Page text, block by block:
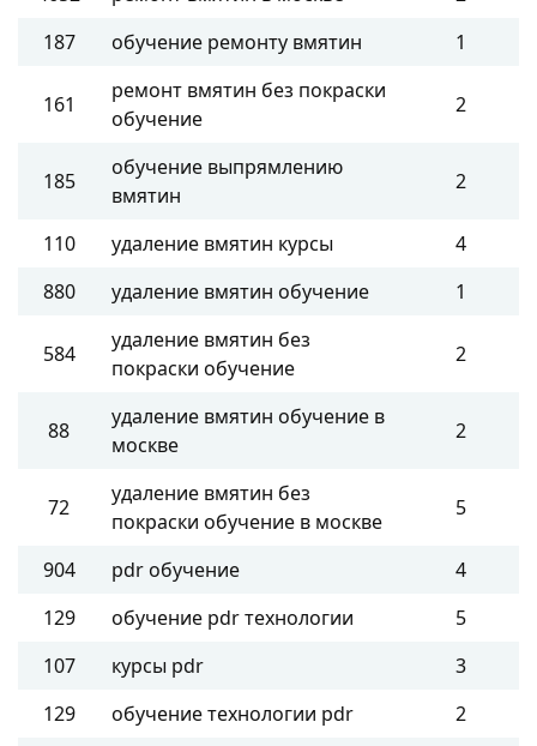
187
обучение ремонту вмятин 1
161
ремонт вмятин без покраски
обучение
2
185
обучение выпрямлению
вмятин
2
110 удаление вмятин курсы
4
880
удаление вмятин обучение 1
584
удаление вмятин без
покраски обучение
2
88
удаление вмятин обучение в
москве
2
72
удаление вмятин без
покраски обучение в москве
5
904 pdr обучение
4
129
обучение pdr технологии
5
107
курсы pdr
3
129
обучение технологии pdr
2